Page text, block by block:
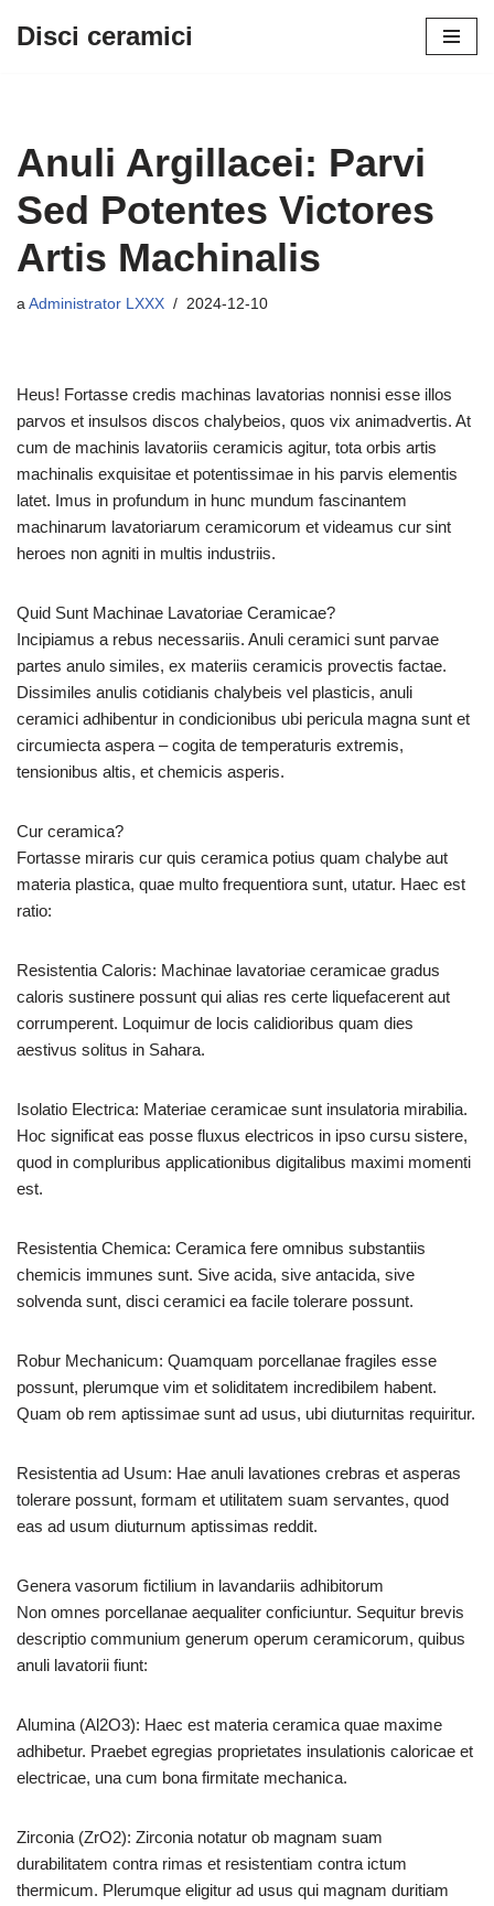
Disci ceramici
Anuli Argillacei: Parvi
Sed Potentes Victores
Artis Machinalis
a Administrator LXXX 2024-12-10
Heus! Fortasse credis machinas lavatorias nonnisi esse illos
parvos et insulsos discos chalybeios, quos vix animadvertis. At
cum de machinis lavatoriis ceramicis agitur, tota orbis artis
machinalis exquisitae et potentissimae in his parvis elementis
latet. Imus in profundum in hunc mundum fascinantem
machinarum lavatoriarum ceramicorum et videamus cur sint
heroes non agniti in multis industriis.
Quid Sunt Machinae Lavatoriae Ceramicae?
Incipiamus a rebus necessariis. Anuli ceramici sunt parvae
partes anulo similes, ex materiis ceramicis provectis factae.
Dissimiles anulis cotidianis chalybeis vel plasticis, anuli
ceramici adhibentur in condicionibus ubi pericula magna sunt et
circumiecta aspera – cogita de temperaturis extremis,
tensionibus altis, et chemicis asperis.
Cur ceramica?
Fortasse miraris cur quis ceramica potius quam chalybe aut
materia plastica, quae multo frequentiora sunt, utatur. Haec est
ratio:
Resistentia Caloris: Machinae lavatoriae ceramicae gradus
caloris sustinere possunt qui alias res certe liquefacerent aut
corrumperent. Loquimur de locis calidioribus quam dies
aestivus solitus in Sahara.
Isolatio Electrica: Materiae ceramicae sunt insulatoria mirabilia.
Hoc significat eas posse fluxus electricos in ipso cursu sistere,
quod in compluribus applicationibus digitalibus maximi momenti
est.
Resistentia Chemica: Ceramica fere omnibus substantiis
chemicis immunes sunt. Sive acida, sive antacida, sive
solvenda sunt, disci ceramici ea facile tolerare possunt.
Robur Mechanicum: Quamquam porcellanae fragiles esse
possunt, plerumque vim et soliditatem incredibilem habent.
Quam ob rem aptissimae sunt ad usus, ubi diuturnitas requiritur.
Resistentia ad Usum: Hae anuli lavationes crebras et asperas
tolerare possunt, formam et utilitatem suam servantes, quod
eas ad usum diuturnum aptissimas reddit.
Genera vasorum fictilium in lavandariis adhibitorum
Non omnes porcellanae aequaliter conficiuntur. Sequitur brevis
descriptio communium generum operum ceramicorum, quibus
anuli lavatorii fiunt:
Alumina (Al2O3): Haec est materia ceramica quae maxime
adhibetur. Praebet egregias proprietates insulationis caloricae et
electricae, una cum bona firmitate mechanica.
Zirconia (ZrO2): Zirconia notatur ob magnam suam
durabilitatem contra rimas et resistentiam contra ictum
thermicum. Plerumque eligitur ad usus qui magnam duritiam